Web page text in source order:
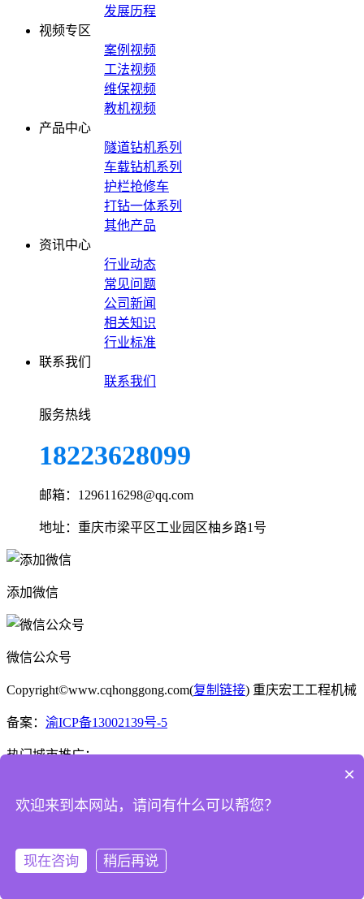
发展历程
视频专区
案例视频
工法视频
维保视频
教机视频
产品中心
隧道钻机系列
车载钻机系列
护栏抢修车
打钻一体系列
其他产品
资讯中心
行业动态
常见问题
公司新闻
相关知识
行业标准
联系我们
联系我们
服务热线
18223628099
邮箱：1296116298@qq.com
地址：重庆市梁平区工业园区柚乡路1号
添加微信
微信公众号
Copyright©www.cqhonggong.com(复制链接) 重庆宏工工程机械
备案： 渝ICP备13002139号-5
热门城市推广：
新闻资讯
×
欢迎来到本网站，请问有什么可以帮您？
现在咨询 稍后再说